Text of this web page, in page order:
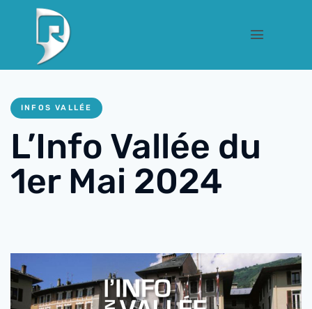
INFOS VALLÉE
L’Info Vallée du
1er Mai 2024